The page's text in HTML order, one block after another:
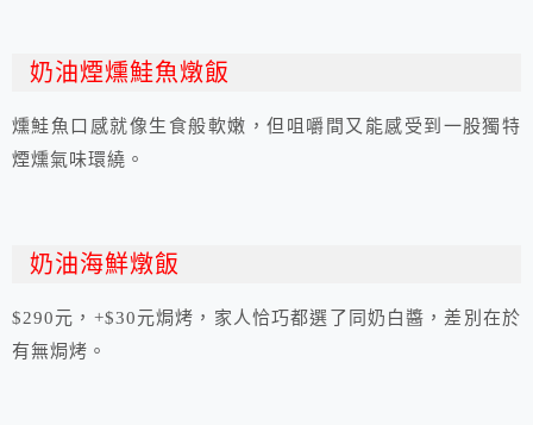
奶油煙燻鮭魚燉飯
燻鮭魚口感就像生食般軟嫩，但咀嚼間又能感受到一股獨特
煙燻氣味環繞。
奶油海鮮燉飯
$290元，+$30元焗烤，家人恰巧都選了同奶白醬，差別在於
有無焗烤。